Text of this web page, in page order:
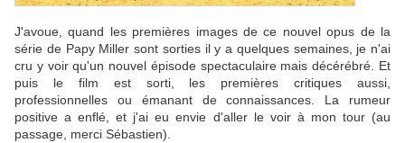
J'avoue, quand les premières images de ce nouvel opus de la
série de Papy Miller sont sorties il y a quelques semaines, je n'ai
cru y voir qu'un nouvel épisode spectaculaire mais décérébré. Et
puis le film est sorti, les premières critiques aussi,
professionnelles ou émanant de connaissances. La rumeur
positive a enflé, et j'ai eu envie d'aller le voir à mon tour (au
passage, merci Sébastien).